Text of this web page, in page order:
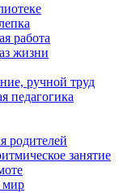
работа
жизни
ручной труд
педагогика
родителей
занятие